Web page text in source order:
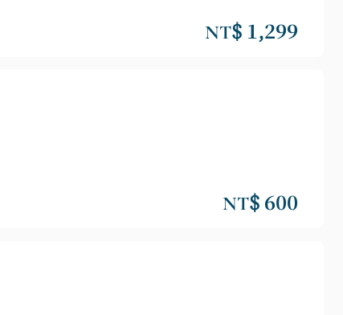
NT$ 1,299
NT$ 600